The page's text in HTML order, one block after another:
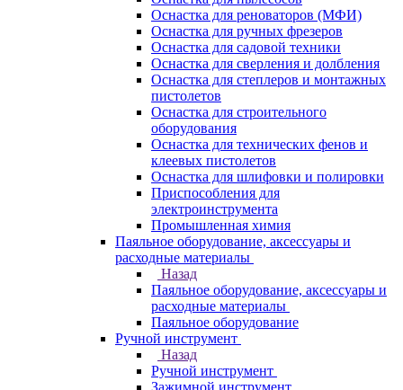
Оснастка для реноваторов (МФИ)
Оснастка для ручных фрезеров
Оснастка для садовой техники
Оснастка для сверления и долбления
Оснастка для степлеров и монтажных
пистолетов
Оснастка для строительного
оборудования
Оснастка для технических фенов и
клеевых пистолетов
Оснастка для шлифовки и полировки
Приспособления для
электроинструмента
Промышленная химия
Паяльное оборудование, аксессуары и
расходные материалы
Назад
Паяльное оборудование, аксессуары и
расходные материалы
Паяльное оборудование
Ручной инструмент
Назад
Ручной инструмент
Зажимной инструмент